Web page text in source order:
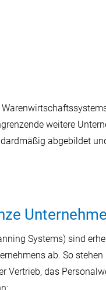
weitere
abgebildet
Systems) sind
ab. So
Vertrieb, das